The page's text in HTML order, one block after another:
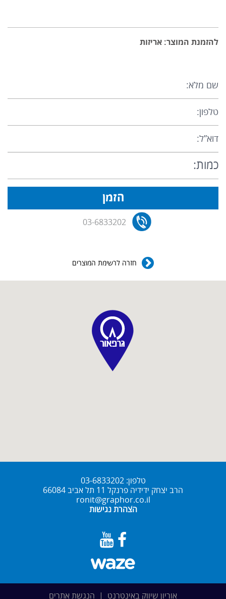
להזמנת המוצר: אריזות
03-6833202
חזרה לרשימת המוצרים
טלפון:03-6833202
הרב יצחק ידידיה פרנקל 11 תל אביב 66084
ronit@graphor.co.il
הצהרת נגישות
אוריון שיווק באינטרנט הנגשת אתרים